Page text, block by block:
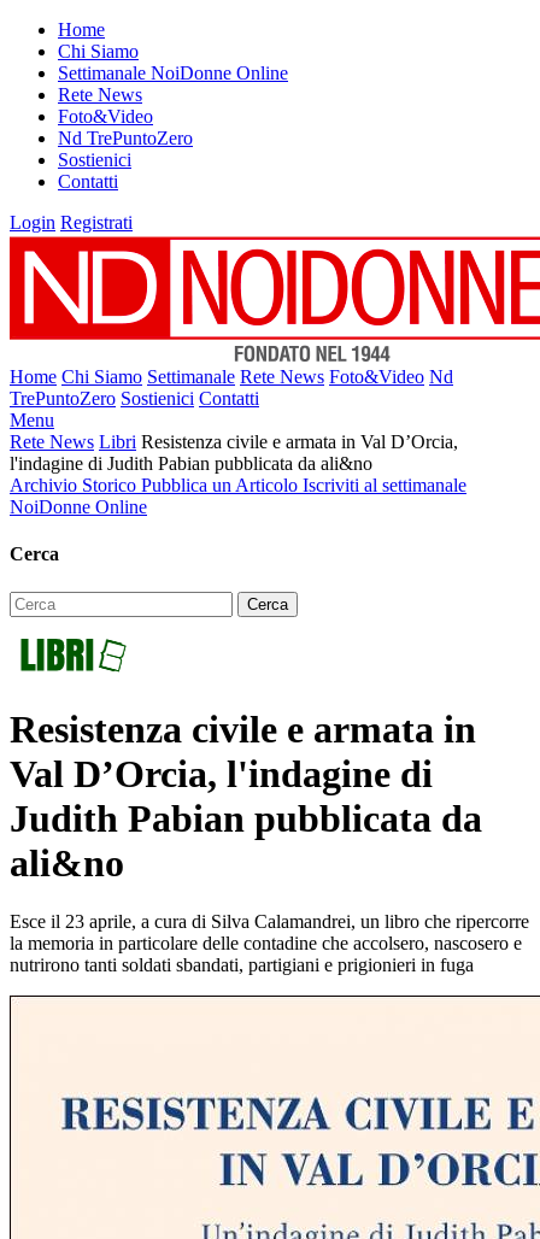
Home
Chi Siamo
Settimanale NoiDonne Online
Rete News
Foto&Video
Nd TrePuntoZero
Sostienici
Contatti
Login Registrati
Home Chi Siamo Settimanale Rete News Foto&Video Nd
TrePuntoZero Sostienici Contatti
Menu
Rete News Libri Resistenza civile e armata in Val D’Orcia,
l'indagine di Judith Pabian pubblicata da ali&no
Archivio Storico Pubblica un Articolo Iscriviti al settimanale
NoiDonne Online
Cerca
Resistenza civile e armata in
Val D’Orcia, l'indagine di
Judith Pabian pubblicata da
ali&no
Esce il 23 aprile, a cura di Silva Calamandrei, un libro che ripercorre
la memoria in particolare delle contadine che accolsero, nascosero e
nutrirono tanti soldati sbandati, partigiani e prigionieri in fuga